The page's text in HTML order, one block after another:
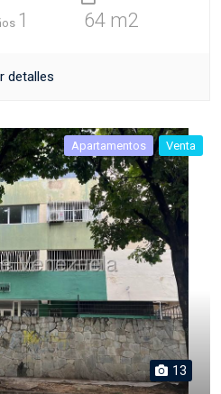
1 64 m2
detalles
Apartamentos Venta
13